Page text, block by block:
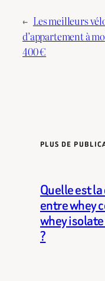
← Les meilleurs
d’appartement à
400 €
PLUS DE
Quelle est
entre whey
whey
?